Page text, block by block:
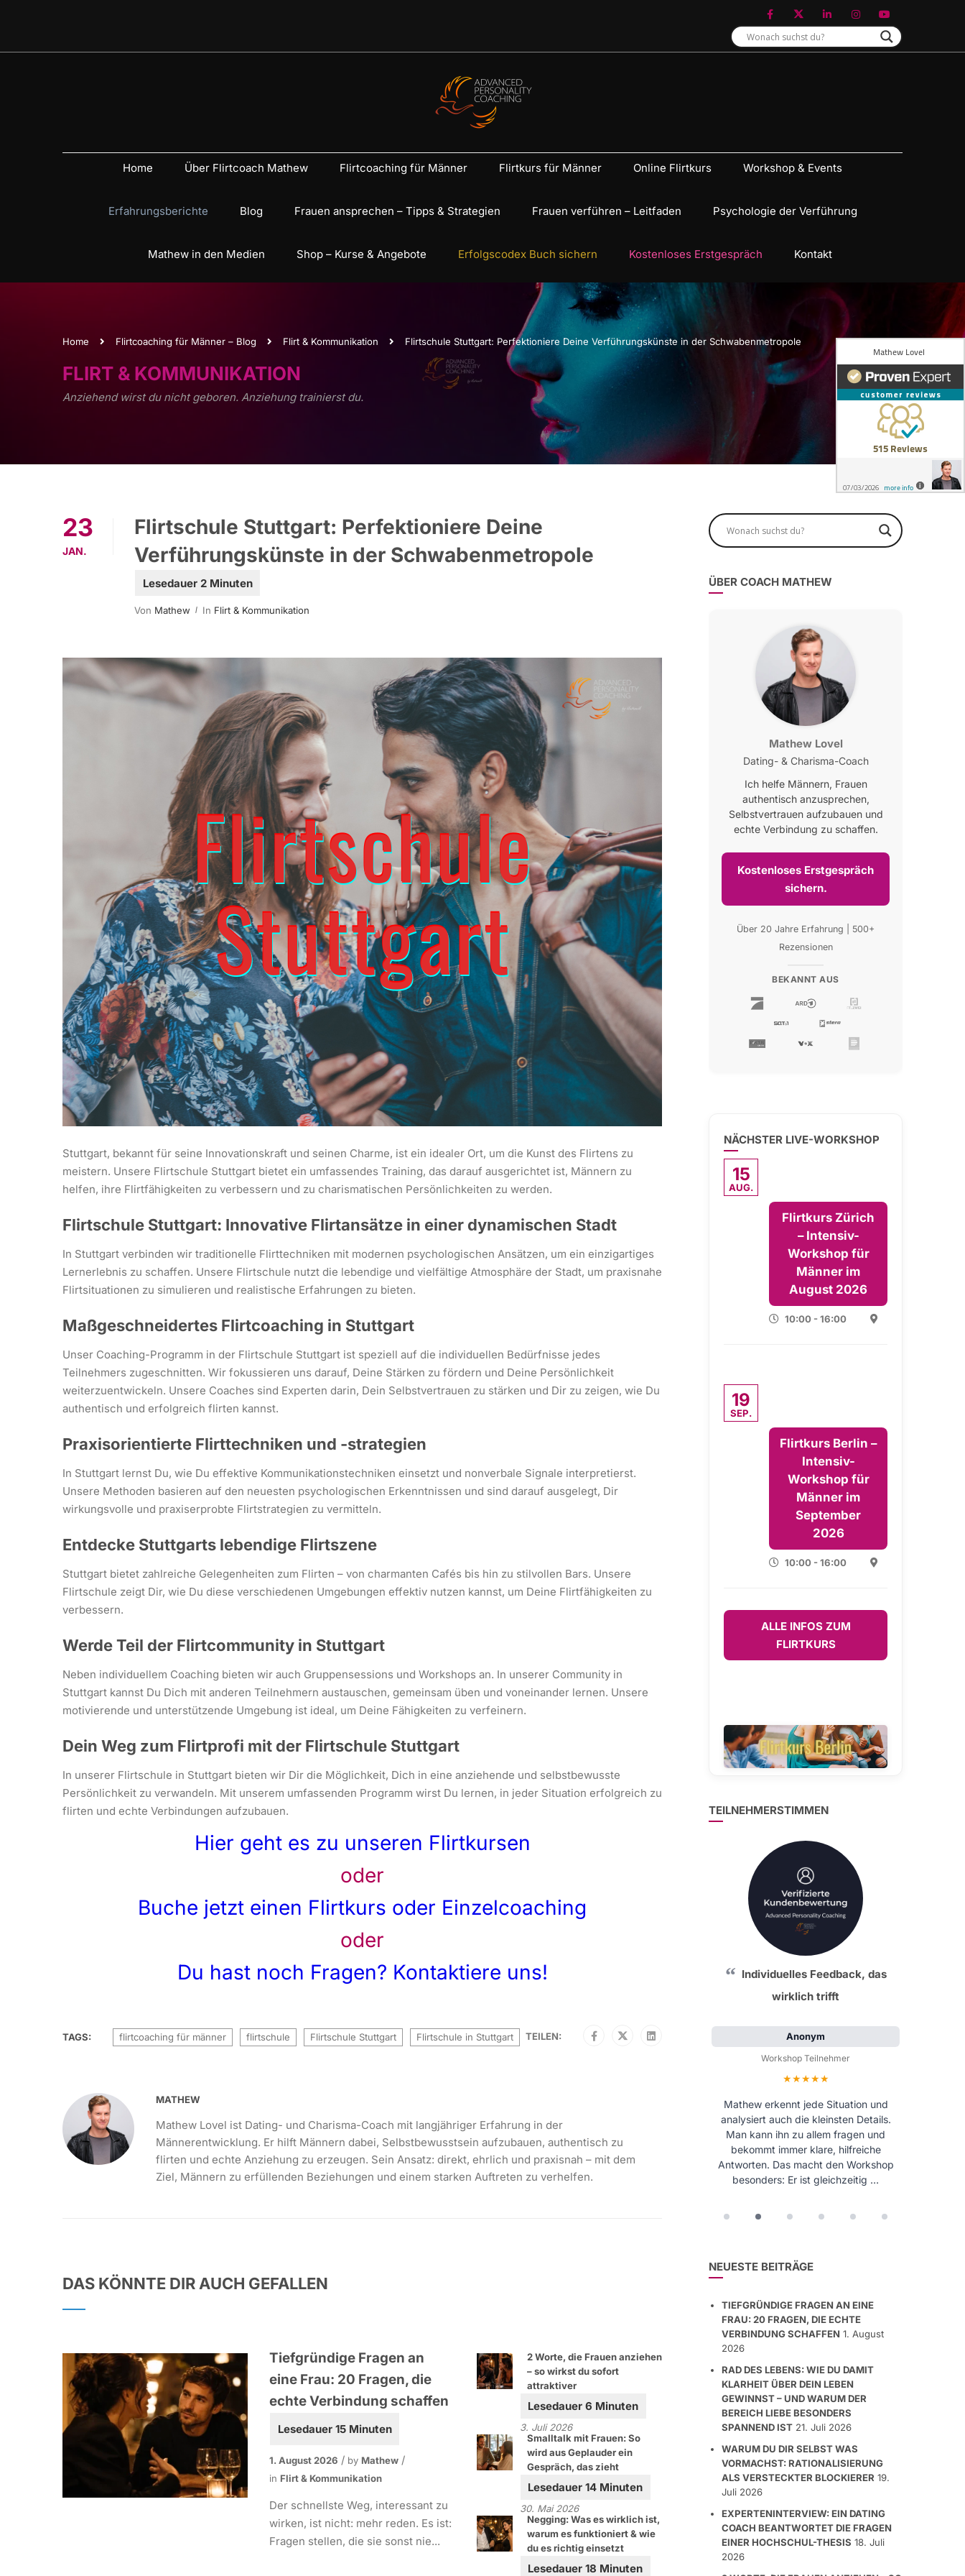
Home Über Flirtcoach Mathew Flirtcoaching für Männer Flirtkurs für Männer Online Flirtkurs Workshop & Events
Erfahrungsberichte Blog Frauen ansprechen – Tipps & Strategien Frauen verführen – Leitfaden Psychologie der Verführung
Mathew in den Medien Shop – Kurse & Angebote Erfolgscodex Buch sichern Kostenloses Erstgespräch Kontakt
Home Flirtcoaching für Männer – Blog Flirt & Kommunikation Flirtschule Stuttgart: Perfektioniere Deine Verführungskünste in der Schwabenmetropole
FLIRT & KOMMUNIKATION
Anziehend wirst du nicht geboren. Anziehung trainierst du.
23
JAN.
Flirtschule Stuttgart: Perfektioniere Deine
Verführungskünste in der Schwabenmetropole
Von Mathew In Flirt & Kommunikation
Stuttgart, bekannt für seine Innovationskraft und seinen Charme, ist ein idealer Ort, um die Kunst des Flirtens zu
meistern. Unsere Flirtschule Stuttgart bietet ein umfassendes Training, das darauf ausgerichtet ist, Männern zu
helfen, ihre Flirtfähigkeiten zu verbessern und zu charismatischen Persönlichkeiten zu werden.
Flirtschule Stuttgart: Innovative Flirtansätze in einer dynamischen Stadt
In Stuttgart verbinden wir traditionelle Flirttechniken mit modernen psychologischen Ansätzen, um ein einzigartiges
Lernerlebnis zu schaffen. Unsere Flirtschule nutzt die lebendige und vielfältige Atmosphäre der Stadt, um praxisnahe
Flirtsituationen zu simulieren und realistische Erfahrungen zu bieten.
Maßgeschneidertes Flirtcoaching in Stuttgart
Unser Coaching-Programm in der Flirtschule Stuttgart ist speziell auf die individuellen Bedürfnisse jedes
Teilnehmers zugeschnitten. Wir fokussieren uns darauf, Deine Stärken zu fördern und Deine Persönlichkeit
weiterzuentwickeln. Unsere Coaches sind Experten darin, Dein Selbstvertrauen zu stärken und Dir zu zeigen, wie Du
authentisch und erfolgreich flirten kannst.
Praxisorientierte Flirttechniken und -strategien
In Stuttgart lernst Du, wie Du effektive Kommunikationstechniken einsetzt und nonverbale Signale interpretierst.
Unsere Methoden basieren auf den neuesten psychologischen Erkenntnissen und sind darauf ausgelegt, Dir
wirkungsvolle und praxiserprobte Flirtstrategien zu vermitteln.
Entdecke Stuttgarts lebendige Flirtszene
Stuttgart bietet zahlreiche Gelegenheiten zum Flirten – von charmanten Cafés bis hin zu stilvollen Bars. Unsere
Flirtschule zeigt Dir, wie Du diese verschiedenen Umgebungen effektiv nutzen kannst, um Deine Flirtfähigkeiten zu
verbessern.
Werde Teil der Flirtcommunity in Stuttgart
Neben individuellem Coaching bieten wir auch Gruppensessions und Workshops an. In unserer Community in
Stuttgart kannst Du Dich mit anderen Teilnehmern austauschen, gemeinsam üben und voneinander lernen. Unsere
motivierende und unterstützende Umgebung ist ideal, um Deine Fähigkeiten zu verfeinern.
Dein Weg zum Flirtprofi mit der Flirtschule Stuttgart
In unserer Flirtschule in Stuttgart bieten wir Dir die Möglichkeit, Dich in eine anziehende und selbstbewusste
Persönlichkeit zu verwandeln. Mit unserem umfassenden Programm wirst Du lernen, in jeder Situation erfolgreich zu
flirten und echte Verbindungen aufzubauen.
Hier geht es zu unseren Flirtkursen
oder
Buche jetzt einen Flirtkurs oder Einzelcoaching
oder
Du hast noch Fragen? Kontaktiere uns!
TAGS: flirtcoaching für männer flirtschule Flirtschule Stuttgart Flirtschule in Stuttgart TEILEN:
MATHEW
Mathew Lovel ist Dating- und Charisma-Coach mit langjähriger Erfahrung in der
Männerentwicklung. Er hilft Männern dabei, Selbstbewusstsein aufzubauen, authentisch zu
flirten und echte Anziehung zu erzeugen. Sein Ansatz: direkt, ehrlich und praxisnah – mit dem
Ziel, Männern zu erfüllenden Beziehungen und einem starken Auftreten zu verhelfen.
DAS KÖNNTE DIR AUCH GEFALLEN
Tiefgründige Fragen an
eine Frau: 20 Fragen, die
echte Verbindung schaffen
1. August 2026 by Mathew
in Flirt & Kommunikation
Der schnellste Weg, interessant zu
wirken, ist nicht: mehr reden. Es ist:
Fragen stellen, die sie sonst nie...
2 Worte, die Frauen anziehen
– so wirkst du sofort
attraktiver
3. Juli 2026
Smalltalk mit Frauen: So
wird aus Geplauder ein
Gespräch, das zieht
30. Mai 2026
Negging: Was es wirklich ist,
warum es funktioniert & wie
du es richtig einsetzt
ÜBER COACH MATHEW
Mathew Lovel
Dating- & Charisma-Coach
Ich helfe Männern, Frauen
authentisch anzusprechen,
Selbstvertrauen aufzubauen und
echte Verbindung zu schaffen.
Kostenloses Erstgespräch
sichern.
Über 20 Jahre Erfahrung | 500+
Rezensionen
BEKANNT AUS
NÄCHSTER LIVE-WORKSHOP
15
AUG.
Flirtkurs Zürich
– Intensiv-
Workshop für
Männer im
August 2026
10:00 - 16:00
19
SEP.
Flirtkurs Berlin –
Intensiv-
Workshop für
Männer im
September
2026
10:00 - 16:00
ALLE INFOS ZUM
FLIRTKURS
TEILNEHMERSTIMMEN
Individuelles Feedback, das
wirklich trifft
Anonym
Workshop Teilnehmer
Bewertung: 5 von 5 Sternen
Mathew erkennt jede Situation und
analysiert auch die kleinsten Details.
Man kann ihn zu allem fragen und
bekommt immer klare, hilfreiche
Antworten. Das macht den Workshop
besonders: Er ist gleichzeitig …
NEUESTE BEITRÄGE
TIEFGRÜNDIGE FRAGEN AN EINE
FRAU: 20 FRAGEN, DIE ECHTE
VERBINDUNG SCHAFFEN 1. August
2026
RAD DES LEBENS: WIE DU DAMIT
KLARHEIT ÜBER DEIN LEBEN
GEWINNST – UND WARUM DER
BEREICH LIEBE BESONDERS
SPANNEND IST 21. Juli 2026
WARUM DU DIR SELBST WAS
VORMACHST: RATIONALISIERUNG
ALS VERSTECKTER BLOCKIERER 19.
Juli 2026
EXPERTENINTERVIEW: EIN DATING
COACH BEANTWORTET DIE FRAGEN
EINER HOCHSCHUL-THESIS 18. Juli
2026